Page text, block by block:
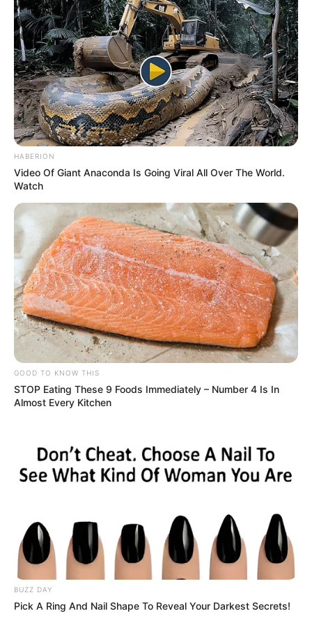
HABERION
Video Of Giant Anaconda Is Going Viral All Over The World.
Watch
GOOD TO KNOW THIS
STOP Eating These 9 Foods Immediately – Number 4 Is In
Almost Every Kitchen
BUZZ DAY
Pick A Ring And Nail Shape To Reveal Your Darkest Secrets!